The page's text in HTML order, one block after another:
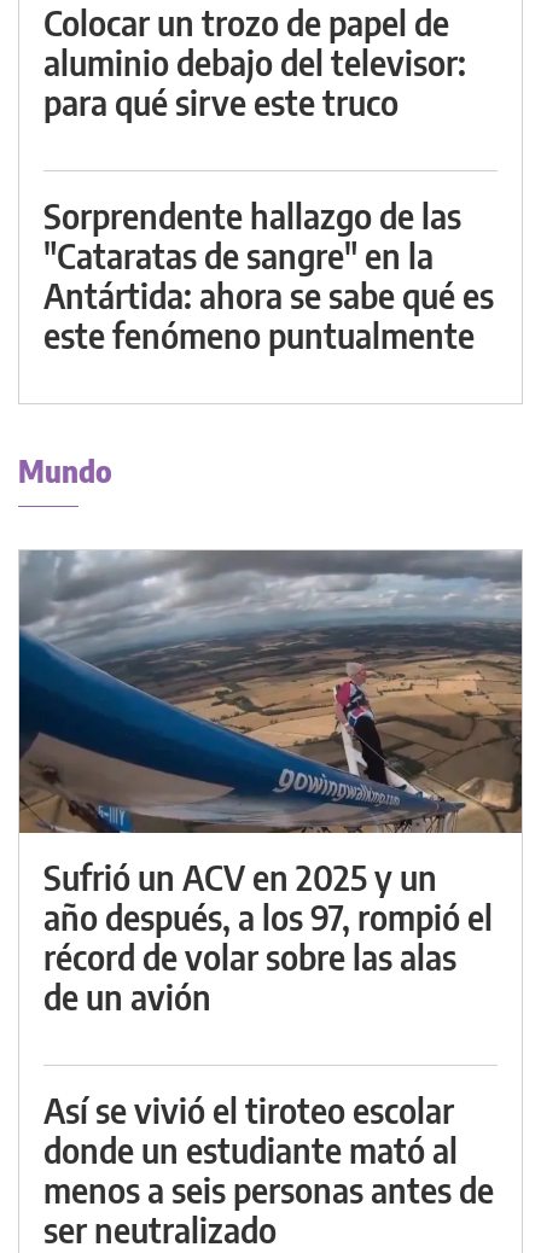
Colocar un trozo de papel de
aluminio debajo del televisor:
para qué sirve este truco
Sorprendente hallazgo de las
"Cataratas de sangre" en la
Antártida: ahora se sabe qué es
este fenómeno puntualmente
Mundo
Sufrió un ACV en 2025 y un
año después, a los 97, rompió el
récord de volar sobre las alas
de un avión
Así se vivió el tiroteo escolar
donde un estudiante mató al
menos a seis personas antes de
ser neutralizado